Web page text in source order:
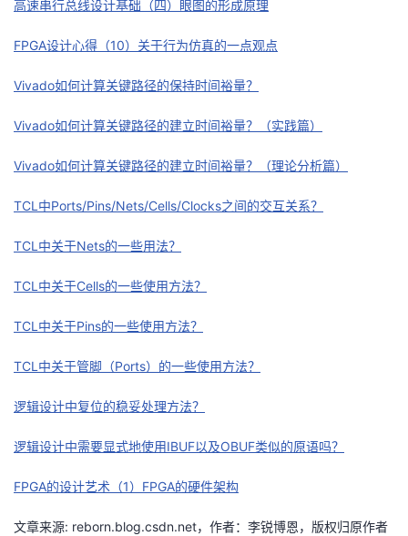
高速串行总线设计基础（四）眼图的形成原理
FPGA设计心得（10）关于行为仿真的一点观点
Vivado如何计算关键路径的保持时间裕量？
Vivado如何计算关键路径的建立时间裕量？（实践篇）
Vivado如何计算关键路径的建立时间裕量？（理论分析篇）
TCL中Ports/Pins/Nets/Cells/Clocks之间的交互关系？
TCL中关于Nets的一些用法？
TCL中关于Cells的一些使用方法？
TCL中关于Pins的一些使用方法？
TCL中关于管脚（Ports）的一些使用方法？
逻辑设计中复位的稳妥处理方法？
逻辑设计中需要显式地使用IBUF以及OBUF类似的原语吗？
FPGA的设计艺术（1）FPGA的硬件架构
文章来源: reborn.blog.csdn.net，作者：李锐博恩，版权归原作者